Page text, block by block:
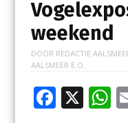
weekend
DOOR REDACTIE
AALSMEER E.O.
F X